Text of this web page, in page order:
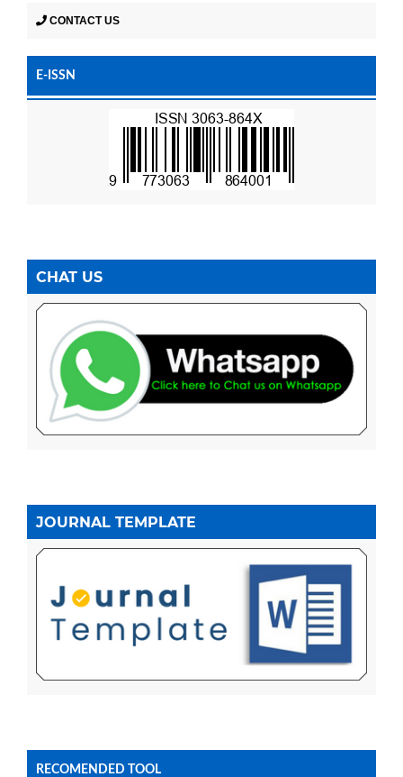
CONTACT US
E-ISSN
CHAT US
JOURNAL TEMPLATE
RECOMENDED TOOL